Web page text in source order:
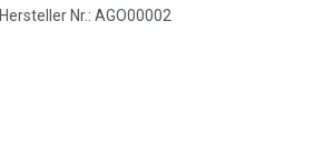
Hersteller Nr.: AGO00002